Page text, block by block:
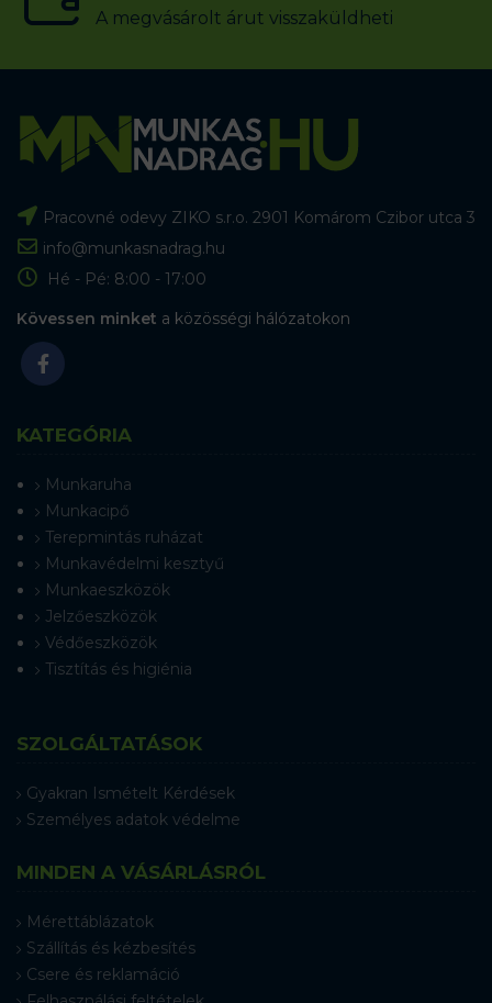
A megvásárolt árut visszaküldheti
Pracovné odevy ZIKO s.r.o. 2901 Komárom Czibor utca 3
info@munkasnadrag.hu
Hé - Pé: 8:00 - 17:00
Kövessen minket a közösségi hálózatokon
KATEGÓRIA
Munkaruha
Munkacipő
Terepmintás ruházat
Munkavédelmi kesztyű
Munkaeszközök
Jelzőeszközök
Védőeszközök
Tisztítás és higiénia
SZOLGÁLTATÁSOK
Gyakran Ismételt Kérdések
Személyes adatok védelme
MINDEN A VÁSÁRLÁSRÓL
Mérettáblázatok
Szállítás és kézbesítés
Csere és reklamáció